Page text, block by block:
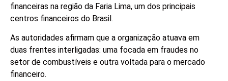
financeiras na região da Faria Lima, um dos principais
centros financeiros do Brasil.
As autoridades afirmam que a organização atuava em
duas frentes interligadas: uma focada em fraudes no
setor de combustíveis e outra voltada para o mercado
financeiro.